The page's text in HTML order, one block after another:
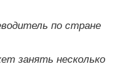
по стране
занять несколько